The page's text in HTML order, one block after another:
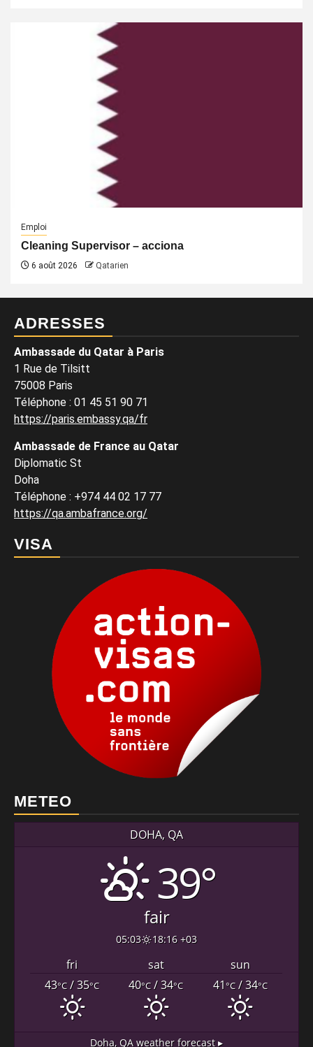
Emploi
Cleaning Supervisor – acciona
6 août 2026 Qatarien
ADRESSES
Ambassade du Qatar à Paris
1 Rue de Tilsitt
75008 Paris
Téléphone : 01 45 51 90 71
https://paris.embassy.qa/fr
Ambassade de France au Qatar
Diplomatic St
Doha
Téléphone : +974 44 02 17 77
https://qa.ambafrance.org/
VISA
METEO
DOHA, QA
39°
fair
05:03 18:16 +03
fri sat
sun
43°C/ 35°C 40°C/ 34°C 41°C/ 34°C
Doha, QA weather forecast ▸